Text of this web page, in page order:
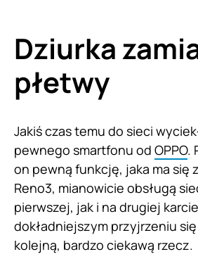
Dziurka
płetwy
Jakiś czas temu do sieci
pewnego smartfonu od OPPO.
on pewną funkcję, jaka ma się
Reno3, mianowicie obsługą
pierwszej, jak i na drugiej
dokładniejszym przyjrzeniu
kolejną, bardzo ciekawą rzecz.